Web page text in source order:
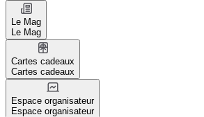
Le Mag
Le Mag
Cartes cadeaux
Cartes cadeaux
Espace organisateur
Espace organisateur